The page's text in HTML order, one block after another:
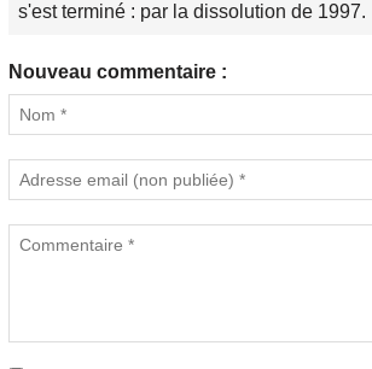
s'est terminé : par la dissolution de 1997.
Nouveau commentaire :